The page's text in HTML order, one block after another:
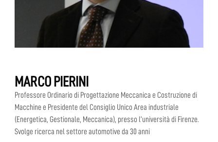
MARCO PIERINI
Professore Ordinario di Progettazione Meccanica e Costruzione di
Macchine e Presidente del Consiglio Unico Area industriale
(Energetica, Gestionale, Meccanica), presso l’università di Firenze.
Svolge ricerca nel settore automotive da 30 anni